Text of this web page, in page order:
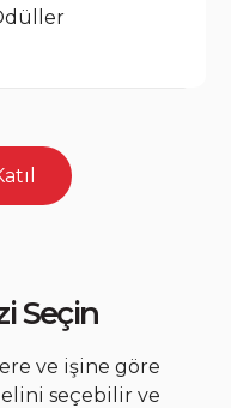
Seçin
ve işine göre
seçebilir ve